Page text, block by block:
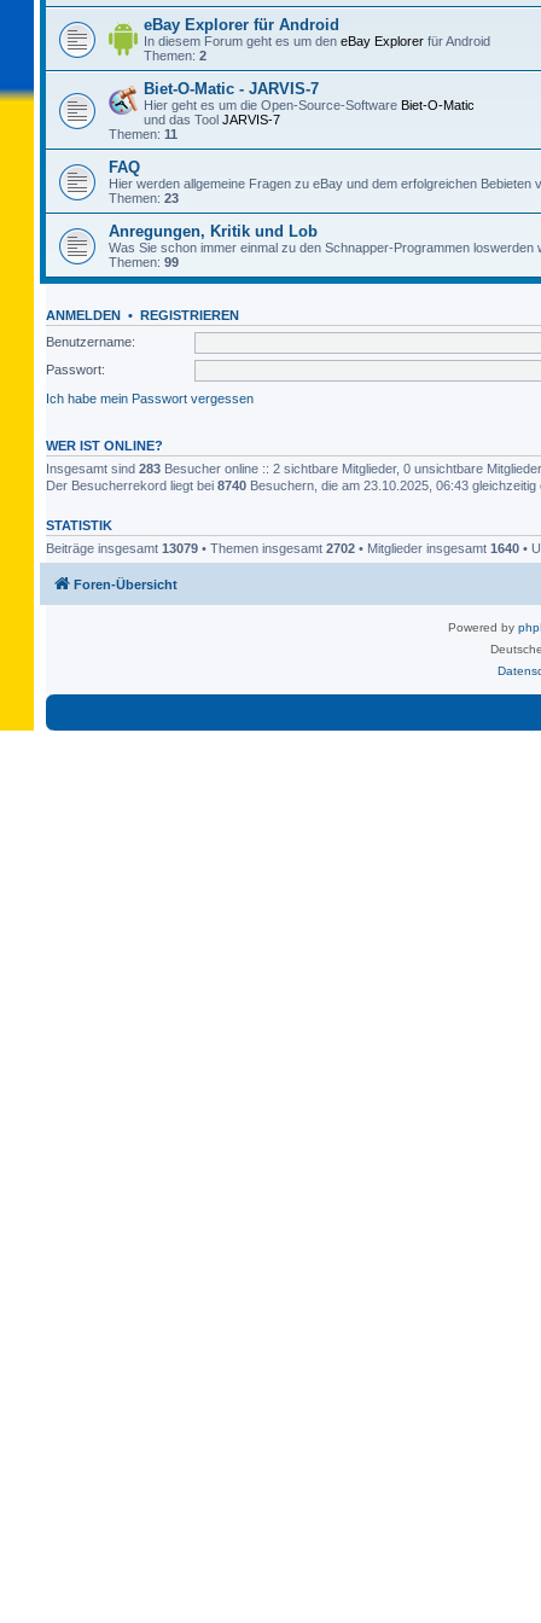
eBay Explorer für Android
In diesem Forum geht es um den eBay Explorer für Android
Themen: 2
Biet-O-Matic - JARVIS-7
Hier geht es um die Open-Source-Software Biet-O-Matic
und das Tool JARVIS-7
Themen: 11
FAQ
Hier werden allgemeine Fragen zu eBay und dem erfolgreichen Bebieten
Themen: 23
Anregungen, Kritik und Lob
Was Sie schon immer einmal zu den Schnapper-Programmen loswerden
Themen: 99
ANMELDEN • REGISTRIEREN
Benutzername:
Passwort:
Ich habe mein Passwort vergessen
WER IST ONLINE?
Insgesamt sind 283 Besucher online :: 2 sichtbare Mitglieder, 0 unsichtbare
Der Besucherrekord liegt bei 8740 Besuchern, die am 23.10.2025, 06:43 gleichzeitig
STATISTIK
Beiträge insgesamt 13079 • Themen insgesamt 2702 • Mitglieder insgesamt 1640 •
Foren-Übersicht
Powered by